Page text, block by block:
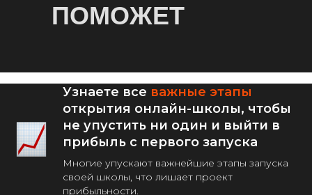
ПОМОЖЕТ
Узнаете все важные этапы
открытия онлайн-школы, чтобы
не упустить ни один и выйти в
прибыль с первого запуска
Многие упускают важнейшие этапы запуска
своей школы, что лишает проект
прибыльности.